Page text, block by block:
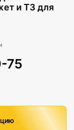
и ТЗ для
75